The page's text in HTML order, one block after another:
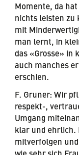
Momente, da
nichts leisten zu
mit
man lernt, in
das «Grosse» in
auch manches
erschien.
F. Gruner: Wir
respekt-,
Umgang
klar und ehrlich.
mitverfolgen